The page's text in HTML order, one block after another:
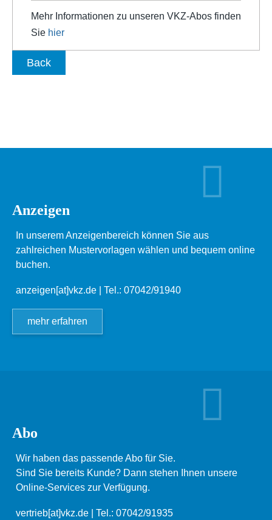
Mehr Informationen zu unseren VKZ-Abos finden
Sie hier
Back
Anzeigen
In unserem Anzeigenbereich können Sie aus
zahlreichen Mustervorlagen wählen und bequem online
buchen.
anzeigen[at]vkz.de | Tel.: 07042/91940
mehr erfahren
Abo
Wir haben das passende Abo für Sie.
Sind Sie bereits Kunde? Dann stehen Ihnen unsere
Online-Services zur Verfügung.
vertrieb[at]vkz.de | Tel.: 07042/91935